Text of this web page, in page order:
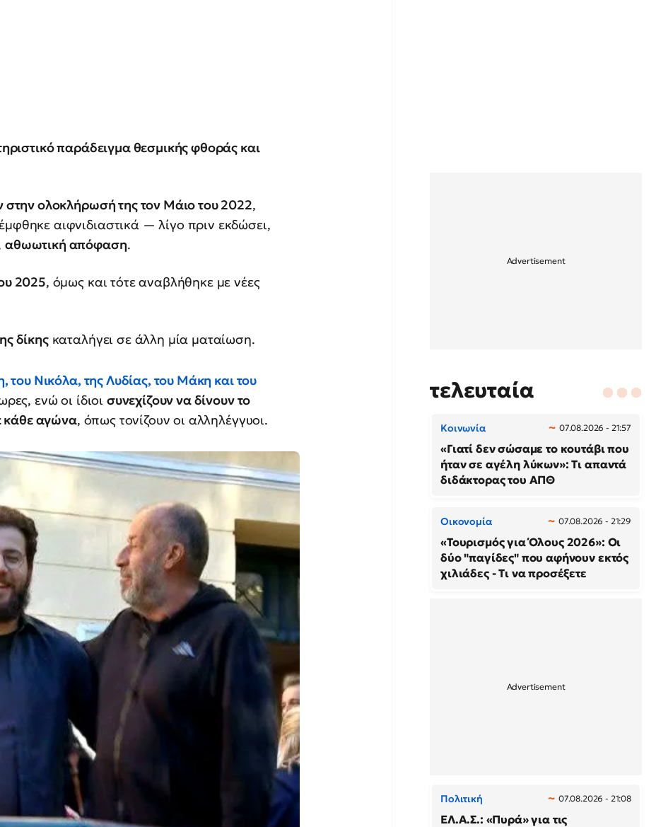
παράδειγμα θεσμικής φθοράς και
στην ολοκλήρωσή της τον Μάιο του 2022,
αιφνιδιαστικά — λίγο πριν εκδώσει,
αθωωτική απόφαση.
2025, όμως και τότε αναβλήθηκε με νέες
δίκηςκαταλήγει σε άλλη μία ματαίωση.
του Νικόλα, της Λυδίας, του Μάκη και του
ενώ οι ίδιοι συνεχίζουν να δίνουν το
κάθε αγώνα, όπως τονίζουν οι αλληλέγγυοι.
τελευταία
Κοινωνία 07.08.2026 - 21:57
«Γιατί δεν σώσαμε το κουτάβι που
ήταν σε αγέλη λύκων»: Τι απαντά
διδάκτορας του ΑΠΘ
Οικονομία 07.08.2026 - 21:29
«Τουρισμός για Όλους 2026»: Οι
δύο "παγίδες" που αφήνουν εκτός
χιλιάδες - Τι να προσέξετε
Πολιτική 07.08.2026 - 21:08
ΕΛ.Α.Σ.: «Πυρά» για τις